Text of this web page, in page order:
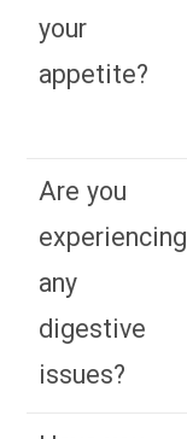
your
appetite?
Are you
experiencing
any
digestive
issues?